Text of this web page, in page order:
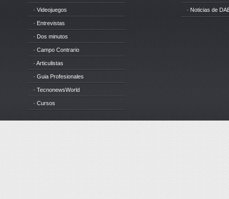
· Videojuegos
· Entrevistas
· Dos minutos
· Campo Contrario
· Articulistas
· Guia Profesionales
· TecnonewsWorld
· Cursos
· Noticias de